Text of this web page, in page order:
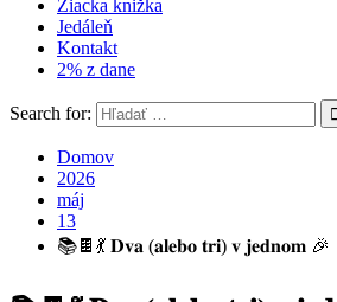
Žiacka knižka
Jedáleň
Kontakt
2% z dane
Search for:
Domov
2026
máj
13
📚🍫💃 𝐃𝐯𝐚 (𝐚𝐥𝐞𝐛𝐨 𝐭𝐫𝐢) 𝐯 𝐣𝐞𝐝𝐧𝐨𝐦 🎉